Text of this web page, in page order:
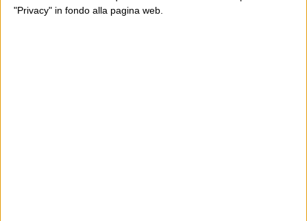
"Privacy" in fondo alla pagina web.